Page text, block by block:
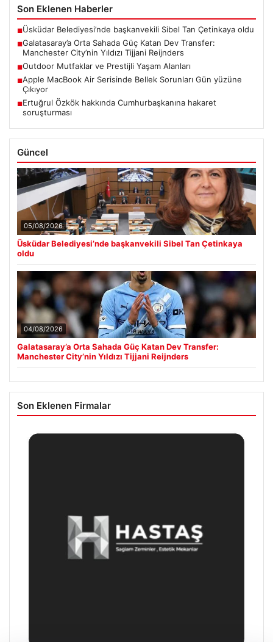
Son Eklenen Haberler
■Üsküdar Belediyesi’nde başkanvekili Sibel Tan Çetinkaya oldu
■Galatasaray’a Orta Sahada Güç Katan Dev Transfer:
Manchester City’nin Yıldızı Tijjani Reijnders
■Outdoor Mutfaklar ve Prestijli Yaşam Alanları
■Apple MacBook Air Serisinde Bellek Sorunları Gün yüzüne
Çıkıyor
■Ertuğrul Özkök hakkında Cumhurbaşkanına hakaret
soruşturması
Güncel
05/08/2026
Üsküdar Belediyesi’nde başkanvekili Sibel Tan Çetinkaya
oldu
04/08/2026
Galatasaray’a Orta Sahada Güç Katan Dev Transfer:
Manchester City’nin Yıldızı Tijjani Reijnders
Son Eklenen Firmalar